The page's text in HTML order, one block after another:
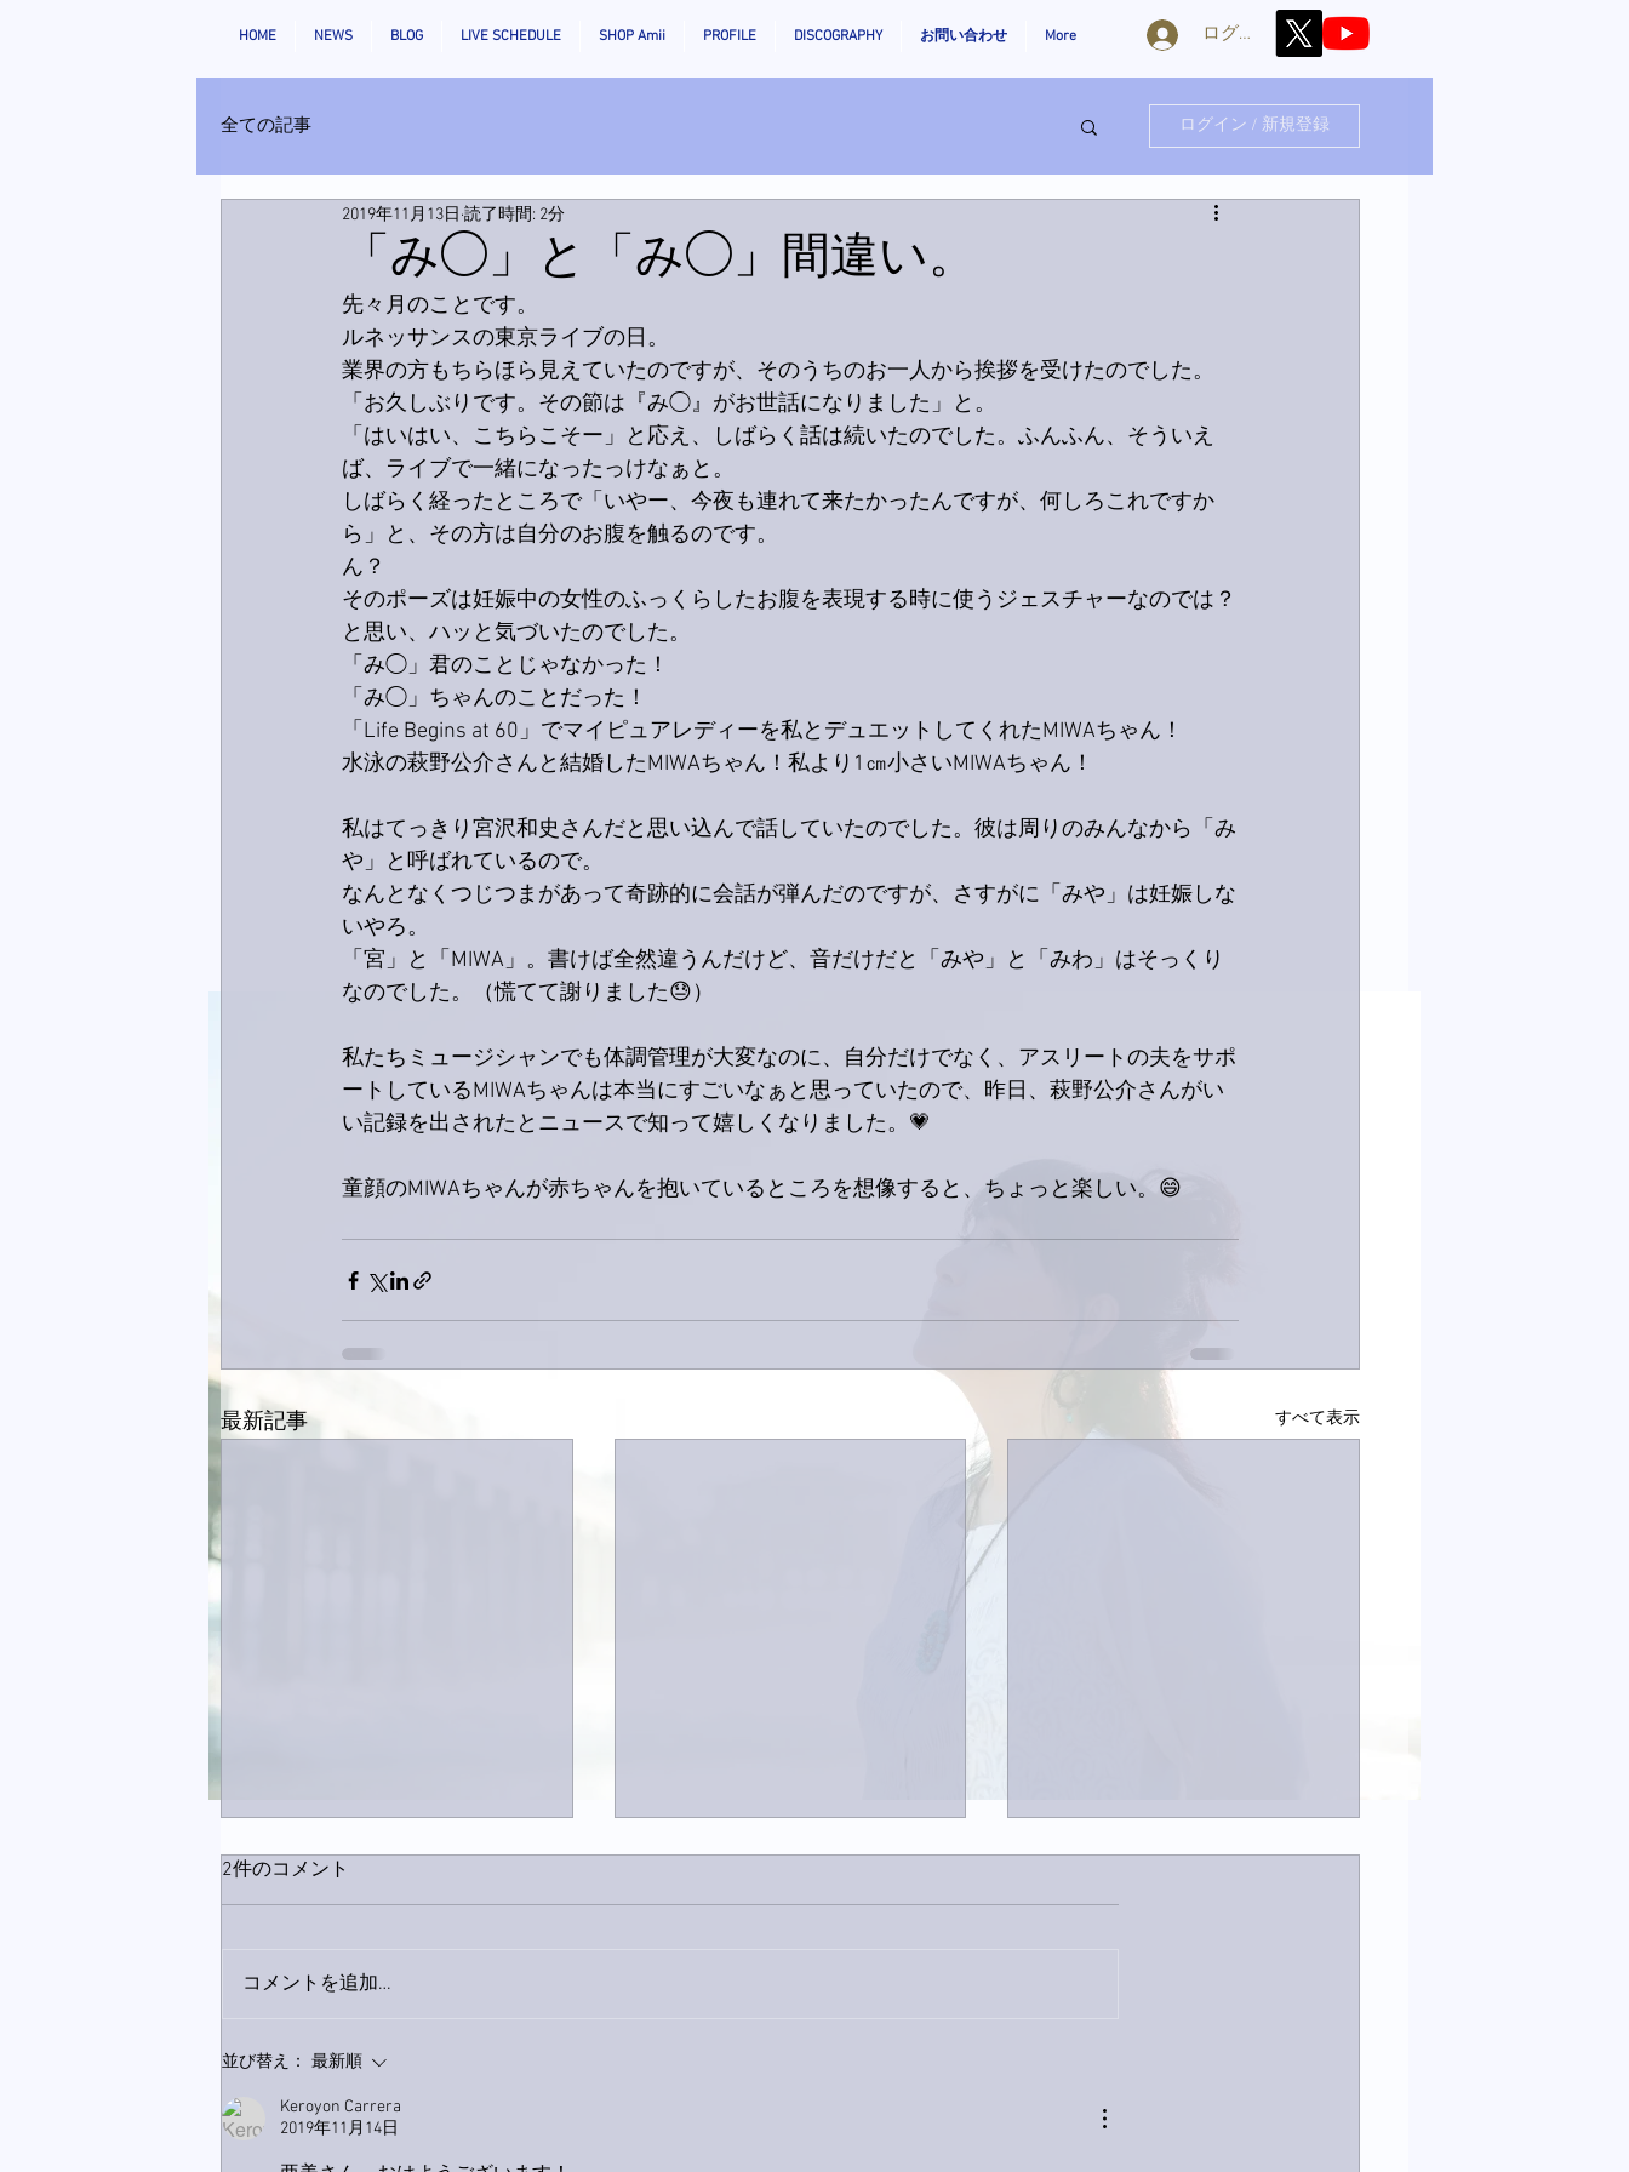
HOME NEWS BLOG LIVE SCHEDULE SHOP Amii PROFILE DISCOGRAPHY お問い合わせ More ログイン
全ての記事 ログイン / 新規登録
「み◯」と「み◯」間違い。
2019年11月13日 読了時間: 2分
先々月のことです。
ルネッサンスの東京ライブの日。
業界の方もちらほら見えていたのですが、そのうちのお一人から挨拶を受けたのでした。
「お久しぶりです。その節は『み◯』がお世話になりました」と。
「はいはい、こちらこそー」と応え、しばらく話は続いたのでした。ふんふん、そういえ
ば、ライブで一緒になったっけなぁと。
しばらく経ったところで「いやー、今夜も連れて来たかったんですが、何しろこれですか
ら」と、その方は自分のお腹を触るのです。
ん？
そのポーズは妊娠中の女性のふっくらしたお腹を表現する時に使うジェスチャーなのでは？
と思い、ハッと気づいたのでした。
「み◯」君のことじゃなかった！
「み◯」ちゃんのことだった！
「Life Begins at 60」でマイピュアレディーを私とデュエットしてくれたMIWAちゃん！
水泳の萩野公介さんと結婚したMIWAちゃん！私より1㎝小さいMIWAちゃん！
私はてっきり宮沢和史さんだと思い込んで話していたのでした。彼は周りのみんなから「み
や」と呼ばれているので。
なんとなくつじつまがあって奇跡的に会話が弾んだのですが、さすがに「みや」は妊娠しな
いやろ。
「宮」と「MIWA」。書けば全然違うんだけど、音だけだと「みや」と「みわ」はそっくり
なのでした。（慌てて謝りました😓）
私たちミュージシャンでも体調管理が大変なのに、自分だけでなく、アスリートの夫をサポ
ートしているMIWAちゃんは本当にすごいなぁと思っていたので、昨日、萩野公介さんがい
い記録を出されたとニュースで知って嬉しくなりました。💗
童顔のMIWAちゃんが赤ちゃんを抱いているところを想像すると、ちょっと楽しい。😄
最新記事 すべて表示
家レコーディング無事終了。
2件のコメント
コメントを追加…
並び替え： 最新順
Keroyon Carrera
2019年11月14日